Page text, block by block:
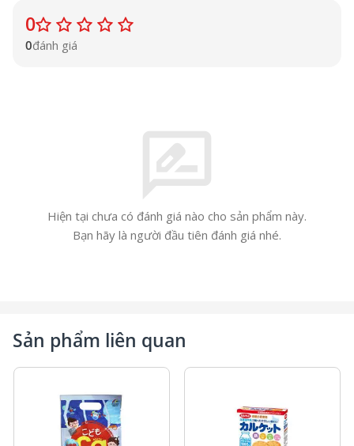
0
0đánh giá
rate_review
Hiện tại chưa có đánh giá nào cho sản phẩm này.
Bạn hãy là người đầu tiên đánh giá nhé.
Sản phẩm liên quan